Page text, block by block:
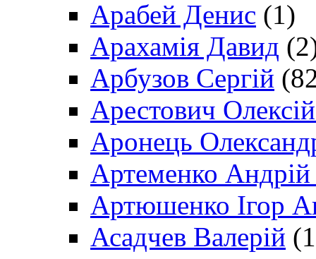
Арабей Денис (1)
Арахамія Давид
Арбузов Сергій
Арестович
Аронець
Артеменко Андрій
Артюшенко Ігор
Асадчев Валерій